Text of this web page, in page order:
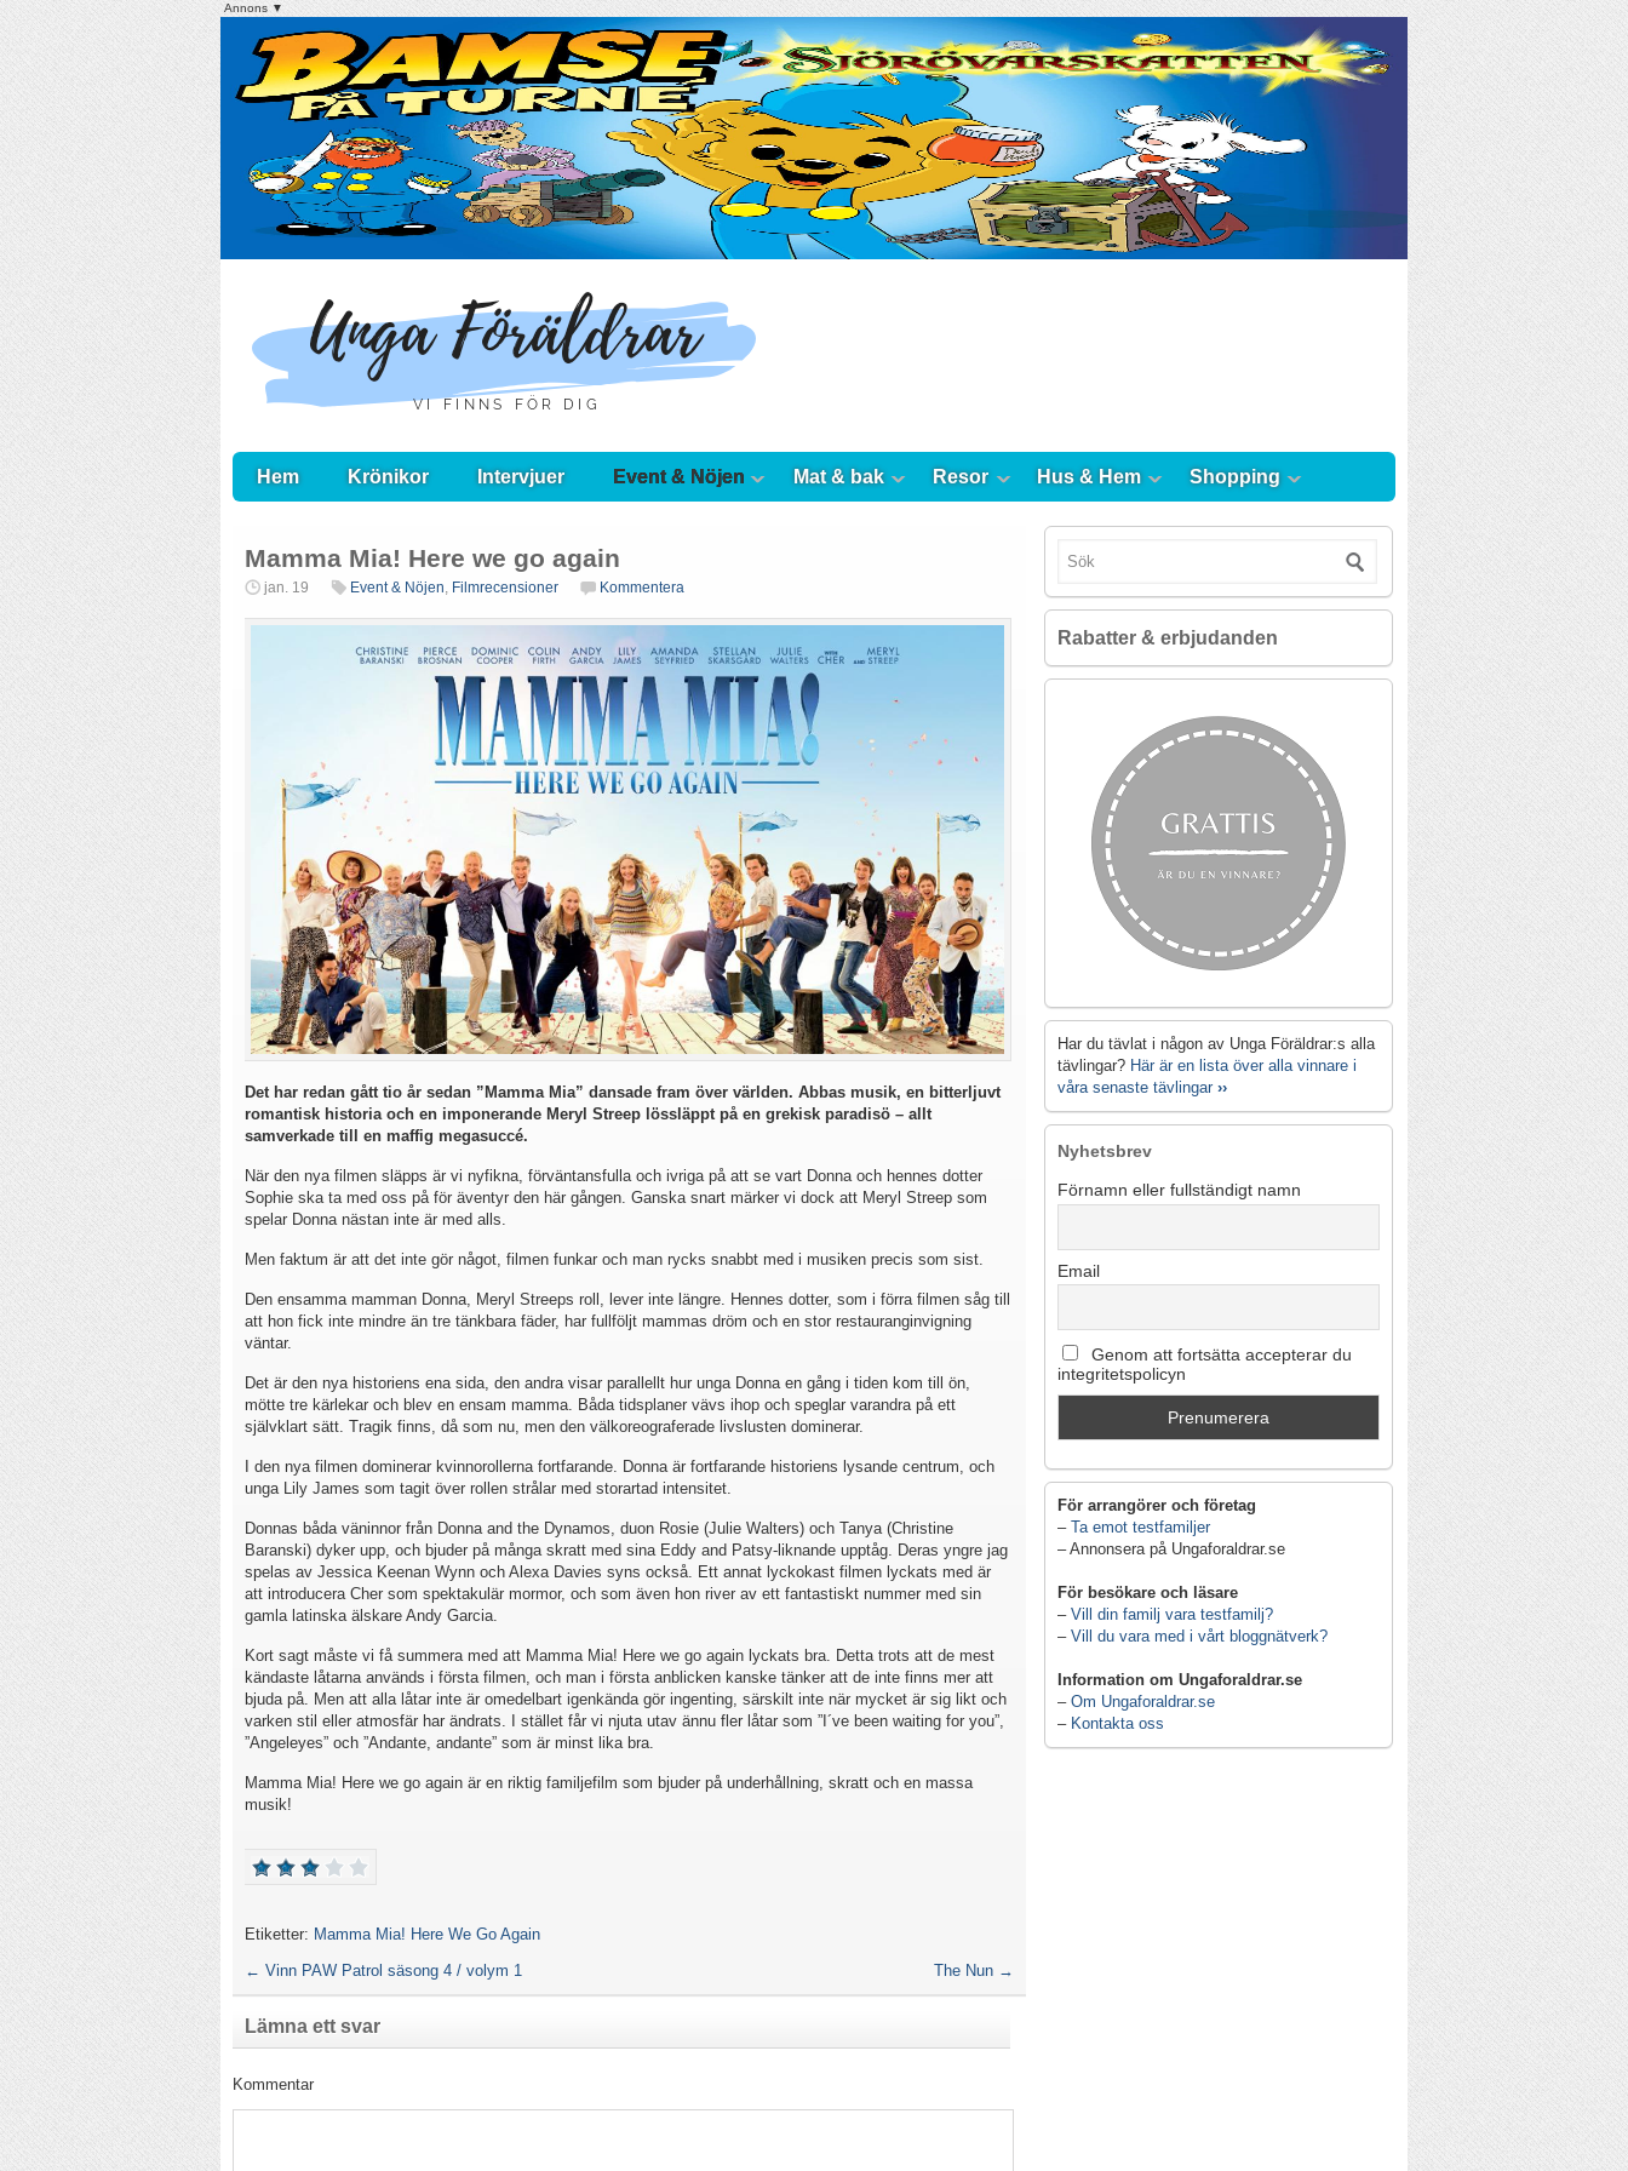
Annons ▼
Hem Krönikor Intervjuer Event & Nöjen Mat & bak Resor Hus & Hem Shopping
Mamma Mia! Here we go again
jan. 19 Event & Nöjen, Filmrecensioner Kommentera
Det har redan gått tio år sedan ”Mamma Mia” dansade fram över världen. Abbas musik, en bitterljuvt
romantisk historia och en imponerande Meryl Streep lössläppt på en grekisk paradisö – allt
samverkade till en maffig megasuccé.
När den nya filmen släpps är vi nyfikna, förväntansfulla och ivriga på att se vart Donna och hennes dotter
Sophie ska ta med oss på för äventyr den här gången. Ganska snart märker vi dock att Meryl Streep som
spelar Donna nästan inte är med alls.
Men faktum är att det inte gör något, filmen funkar och man rycks snabbt med i musiken precis som sist.
Den ensamma mamman Donna, Meryl Streeps roll, lever inte längre. Hennes dotter, som i förra filmen såg till
att hon fick inte mindre än tre tänkbara fäder, har fullföljt mammas dröm och en stor restauranginvigning
väntar.
Det är den nya historiens ena sida, den andra visar parallellt hur unga Donna en gång i tiden kom till ön,
mötte tre kärlekar och blev en ensam mamma. Båda tidsplaner vävs ihop och speglar varandra på ett
självklart sätt. Tragik finns, då som nu, men den välkoreograferade livslusten dominerar.
I den nya filmen dominerar kvinnorollerna fortfarande. Donna är fortfarande historiens lysande centrum, och
unga Lily James som tagit över rollen strålar med storartad intensitet.
Donnas båda väninnor från Donna and the Dynamos, duon Rosie (Julie Walters) och Tanya (Christine
Baranski) dyker upp, och bjuder på många skratt med sina Eddy and Patsy-liknande upptåg. Deras yngre jag
spelas av Jessica Keenan Wynn och Alexa Davies syns också. Ett annat lyckokast filmen lyckats med är
att introducera Cher som spektakulär mormor, och som även hon river av ett fantastiskt nummer med sin
gamla latinska älskare Andy Garcia.
Kort sagt måste vi få summera med att Mamma Mia! Here we go again lyckats bra. Detta trots att de mest
kändaste låtarna används i första filmen, och man i första anblicken kanske tänker att de inte finns mer att
bjuda på. Men att alla låtar inte är omedelbart igenkända gör ingenting, särskilt inte när mycket är sig likt och
varken stil eller atmosfär har ändrats. I stället får vi njuta utav ännu fler låtar som ”I´ve been waiting for you”,
”Angeleyes” och ”Andante, andante” som är minst lika bra.
Mamma Mia! Here we go again är en riktig familjefilm som bjuder på underhållning, skratt och en massa
musik!
Etiketter: Mamma Mia! Here We Go Again
← Vinn PAW Patrol säsong 4 / volym 1 The Nun →
Lämna ett svar
Kommentar
Rabatter & erbjudanden
Har du tävlat i någon av Unga Föräldrar:s alla
tävlingar? Här är en lista över alla vinnare i
våra senaste tävlingar ››
Nyhetsbrev
Förnamn eller fullständigt namn
Email
Genom att fortsätta accepterar du
integritetspolicyn
För arrangörer och företag
– Ta emot testfamiljer
– Annonsera på Ungaforaldrar.se
För besökare och läsare
– Vill din familj vara testfamilj?
– Vill du vara med i vårt bloggnätverk?
Information om Ungaforaldrar.se
– Om Ungaforaldrar.se
– Kontakta oss